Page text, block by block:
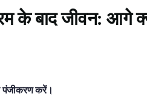
के बाद जीवन: आगे
पंजीकरण करें।